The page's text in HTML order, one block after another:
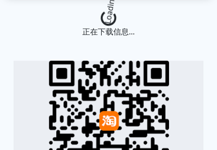
Loading...
正在下载信息...